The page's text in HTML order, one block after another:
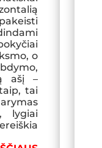
o
ašį –
tai
lygiai